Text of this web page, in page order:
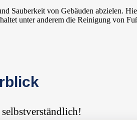
Sauberkeit von Gebäuden abzielen.
unter anderem die Reinigung von